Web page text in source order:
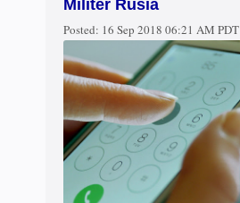
Militer Rusia
Posted: 16 Sep 2018 06:21 AM PDT